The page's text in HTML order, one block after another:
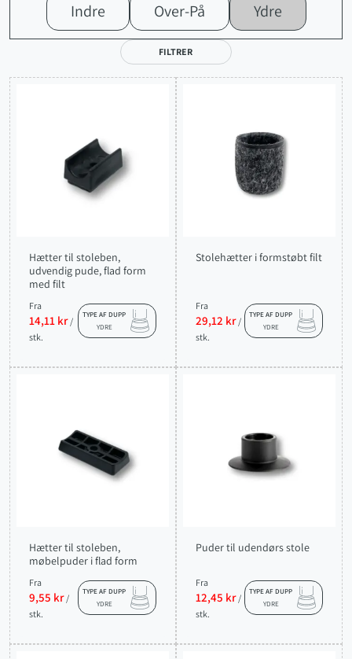
Indre Over-På Ydre
FILTRER
Hætter til stoleben,
udvendig pude, flad form
med filt
Fra
14,11 kr /
stk.
TYPE AF DUPP
YDRE
Stolehætter i formstøbt filt
Fra
29,12 kr /
stk.
TYPE AF DUPP
YDRE
Hætter til stoleben,
møbelpuder i flad form
Fra
9,55 kr /
stk.
TYPE AF DUPP
YDRE
Puder til udendørs stole
Fra
12,45 kr /
stk.
TYPE AF DUPP
YDRE